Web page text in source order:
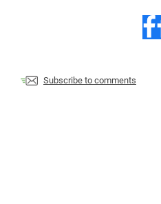
Subscribe to comments